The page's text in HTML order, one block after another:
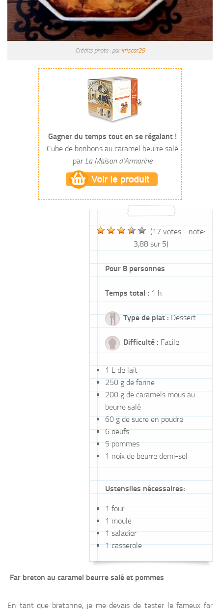
Crédits photo : par kriscar29
Gagner du temps tout en se régalant !
Cube de bonbons au caramel beurre salé
par La Maison d’Armorine
(17 votes - note:
3,88 sur 5)
Pour 8 personnes
Temps total : 1 h
Type de plat :Dessert
Difficulté :Facile
1 L de lait
250 g de farine
200 gdecaramels mous au
beurre salé
60 gdesucre en poudre
6 oeufs
5 pommes
1 noixdebeurre demi-sel
Ustensiles nécessaires:
1 four
1 moule
1 saladier
1 casserole
Far breton au caramel beurre salé et pommes
En tant que bretonne, je me devais de tester le fameux far